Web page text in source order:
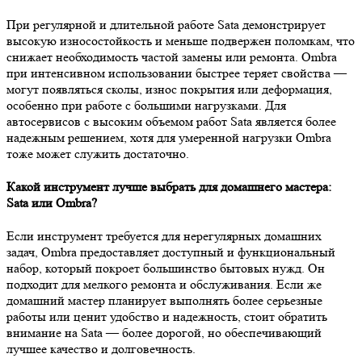
При регулярной и длительной работе Sata демонстрирует
высокую износостойкость и меньше подвержен поломкам, что
снижает необходимость частой замены или ремонта. Ombra
при интенсивном использовании быстрее теряет свойства —
могут появляться сколы, износ покрытия или деформация,
особенно при работе с большими нагрузками. Для
автосервисов с высоким объемом работ Sata является более
надежным решением, хотя для умеренной нагрузки Ombra
тоже может служить достаточно.
Какой инструмент лучше выбрать для домашнего мастера:
Sata или Ombra?
Если инструмент требуется для нерегулярных домашних
задач, Ombra предоставляет доступный и функциональный
набор, который покроет большинство бытовых нужд. Он
подходит для мелкого ремонта и обслуживания. Если же
домашний мастер планирует выполнять более серьезные
работы или ценит удобство и надежность, стоит обратить
внимание на Sata — более дорогой, но обеспечивающий
лучшее качество и долговечность.